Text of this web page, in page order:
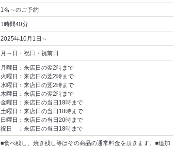
1名～のご予約
1時間40分
2025年10月1日～
月～日・祝日・祝前日
月曜日：来店日の翌2時まで
火曜日：来店日の翌2時まで
水曜日：来店日の翌2時まで
木曜日：来店日の翌2時まで
金曜日：来店日の当日18時まで
土曜日：来店日の当日18時まで
日曜日：来店日の当日20時まで
祝日 ：来店日の当日18時まで
■食べ残し、焼き残し等はその商品の通常料金を頂きます。■追加